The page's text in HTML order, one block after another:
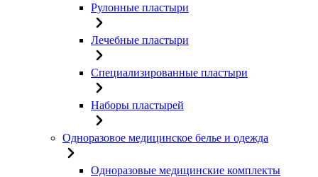
Рулонные пластыри
Лечебные пластыри
Специализированные пластыри
Наборы пластырей
Одноразовое медицинское белье и одежда
Одноразовые медицинские комплекты